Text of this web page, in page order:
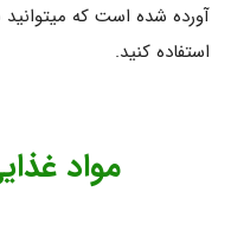
آورده شده است که میتوانید
استفاده کنید.
مواد